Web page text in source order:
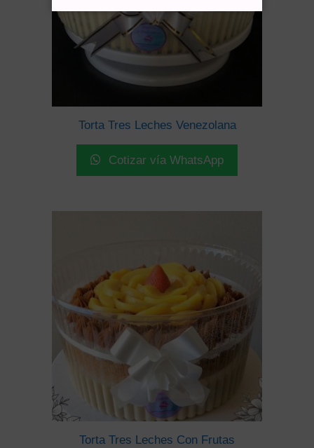
Torta Tres Leches Venezolana
Cotizar vía WhatsApp
Torta Tres Leches Con Frutas